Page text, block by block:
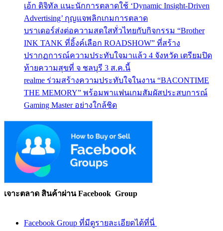
เอ้ก ดิจิทัล แนะนักการตลาดใช้ ‘Dynamic Insight-Driven
Advertising’ กุญแจพลิกเกมการตลาด
บราเดอร์ส่งต่อความสดใสทั่วไทยกับกิจกรรม “Brother
INK TANK ที่อิ้งค์เลือก ROADSHOW” ที่สร้าง
ปรากฏการณ์ความประทับใจมาแล้ว 4 จังหวัด เตรียมปิด
ท้ายความสุขที่ จ ชลบุรี 3 ส.ค.นี้
realme ร่วมสร้างความประทับใจในงาน “BACONTIME
THE MEMORY” พร้อมพาแฟนเกมสัมผัสประสบการณ์
Gaming Master อย่างใกล้ชิด
เจาะตลาด สินค้าผ่าน Facebook Group
Facebook Group ที่มีดูรายละเอียดได้ที่นี่